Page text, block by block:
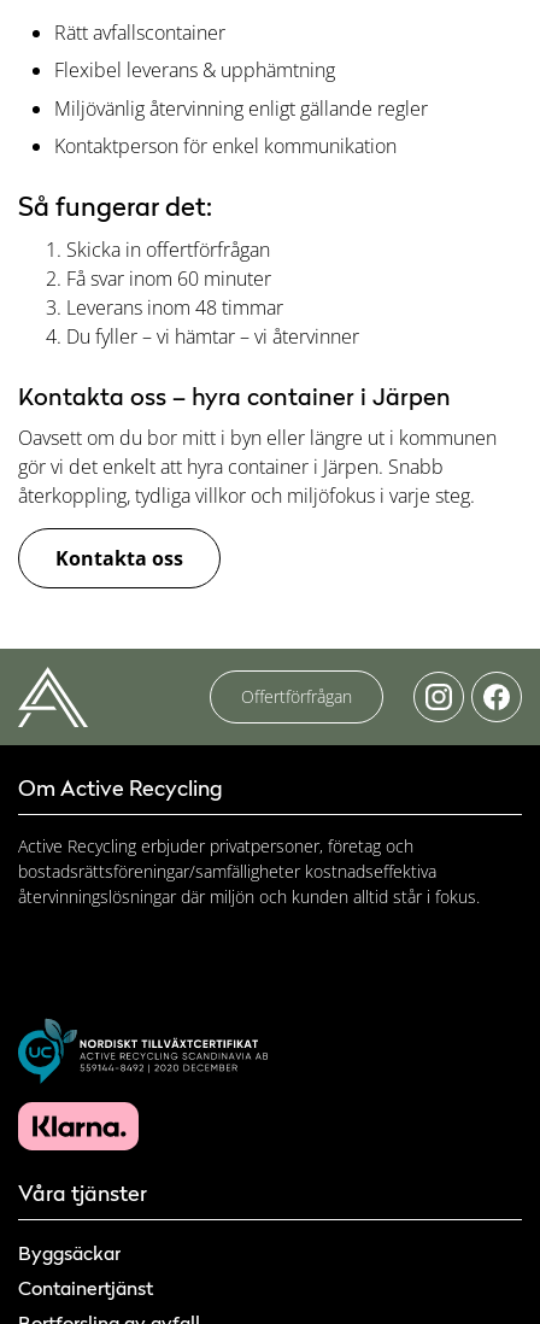
Rätt avfallscontainer
Flexibel leverans & upphämtning
Miljövänlig återvinning enligt gällande regler
Kontaktperson för enkel kommunikation
Så fungerar det:
Skicka in offertförfrågan
Få svar inom 60 minuter
Leverans inom 48 timmar
Du fyller – vi hämtar – vi återvinner
Kontakta oss – hyra container i Järpen
Oavsett om du bor mitt i byn eller längre ut i kommunen
gör vi det enkelt att hyra container i Järpen. Snabb
återkoppling, tydliga villkor och miljöfokus i varje steg.
Kontakta oss
Offertförfrågan
Om Active Recycling
Active Recycling erbjuder privatpersoner, företag och
bostadsrättsföreningar/samfälligheter kostnadseffektiva
återvinningslösningar där miljön och kunden alltid står i fokus.
Våra tjänster
Byggsäckar
Containertjänst